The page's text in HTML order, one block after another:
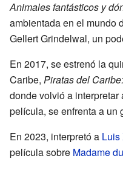
Animales fantásticos y
ambientada en el mundo
Gellert Grindelwal, un
En 2017, se estrenó la
Caribe, Piratas del
donde volvió a
película, se enfrenta a un
En 2023, interpretó a Luis
película sobre Madame